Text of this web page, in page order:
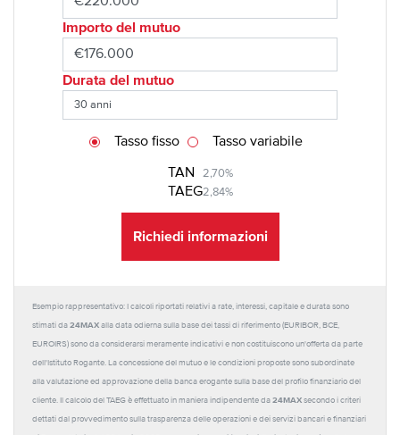
Importo del mutuo
Durata del mutuo
TAN 2,70%
TAEG2,84%
Tasso fisso Tasso variabile
Richiedi informazioni
Esempio rappresentativo: I calcoli riportati relativi a rate, interessi, capitale e durata sono
stimati da 24MAX alla data odierna sulla base dei tassi di riferimento (EURIBOR, BCE,
EUROIRS) sono da considerarsi meramente indicativi e non costituiscono un'offerta da parte
dell'Istituto Rogante. La concessione del mutuo e le condizioni proposte sono subordinate
alla valutazione ed approvazione della banca erogante sulla base del profilo finanziario del
cliente. Il calcolo del TAEG è effettuato in maniera indipendente da 24MAX secondo i criteri
dettati dal provvedimento sulla trasparenza delle operazioni e dei servizi bancari e finanziari